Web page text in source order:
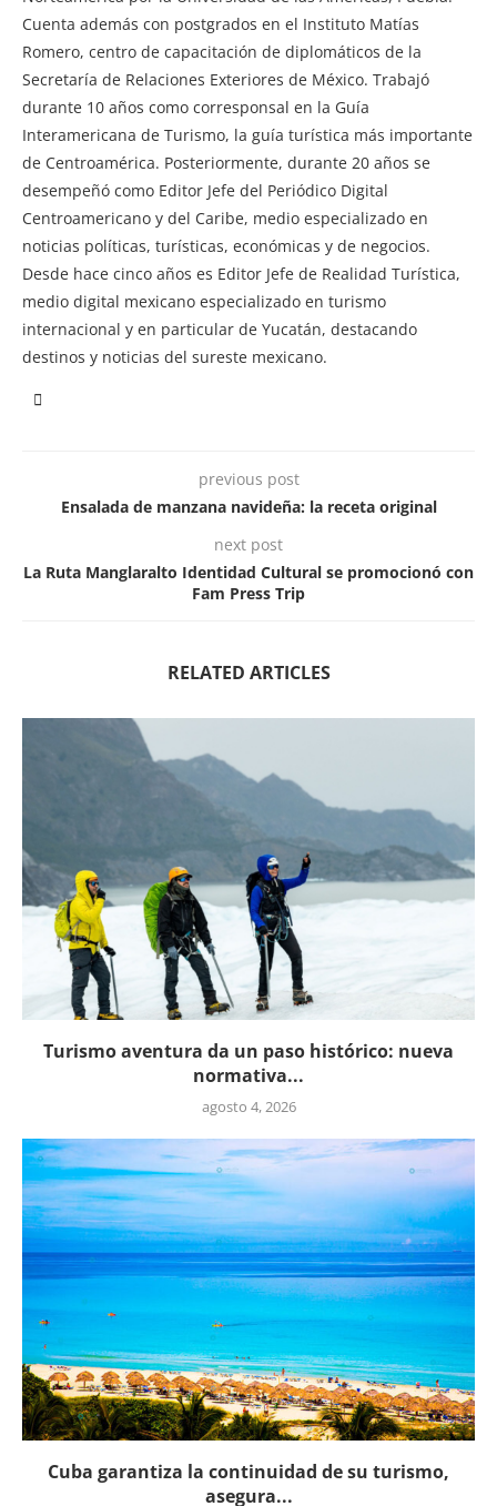
Cuenta además con postgrados en el Instituto Matías
Romero, centro de capacitación de diplomáticos de la
Secretaría de Relaciones Exteriores de México. Trabajó
durante 10 años como corresponsal en la Guía
Interamericana de Turismo, la guía turística más importante
de Centroamérica. Posteriormente, durante 20 años se
desempeñó como Editor Jefe del Periódico Digital
Centroamericano y del Caribe, medio especializado en
noticias políticas, turísticas, económicas y de negocios.
Desde hace cinco años es Editor Jefe de Realidad Turística,
medio digital mexicano especializado en turismo
internacional y en particular de Yucatán, destacando
destinos y noticias del sureste mexicano.
previous post
Ensalada de manzana navideña: la receta original
next post
La Ruta Manglaralto Identidad Cultural se promocionó con
Fam Press Trip
RELATED ARTICLES
Turismo aventura da un paso histórico: nueva
normativa...
agosto 4, 2026
Cuba garantiza la continuidad de su turismo,
asegura...